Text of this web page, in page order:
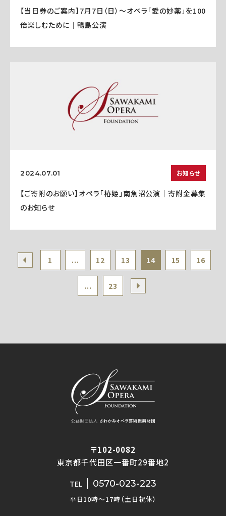
【当日券のご案内】7月7日（日）～オペラ「愛の妙薬」を100
倍楽しむために｜鴨島公演
2024.07.01 お知らせ
【ご寄附のお願い】オペラ「椿姫」南魚沼公演｜寄附金募集
のお知らせ
1 ... 12 13 14 15 16
... 23
〒102-0082
東京都千代田区一番町29番地2
TEL 0570-023-223
平日10時〜17時（土日祝休）